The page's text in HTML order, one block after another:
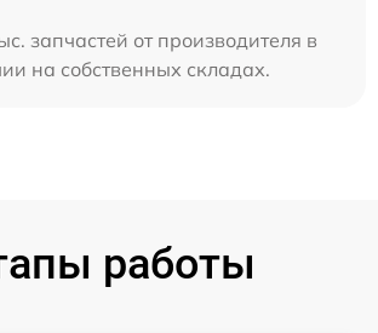
запчастей от производителя в
на собственных складах.
работы